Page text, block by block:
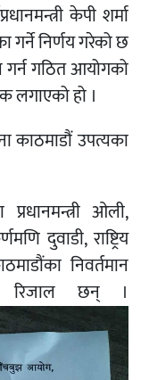
केपी शर्मा
गर्ने निर्णय गरेको छ
गठित आयोगको
लगाएको हो ।
काठमाडौं उपत्यका
प्रधानमन्त्री ओली,
दुवाडी, राष्ट्रिय
निवर्तमान
रिजाल छन् ।